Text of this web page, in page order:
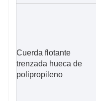
Cuerda flotante
trenzada hueca de
polipropileno